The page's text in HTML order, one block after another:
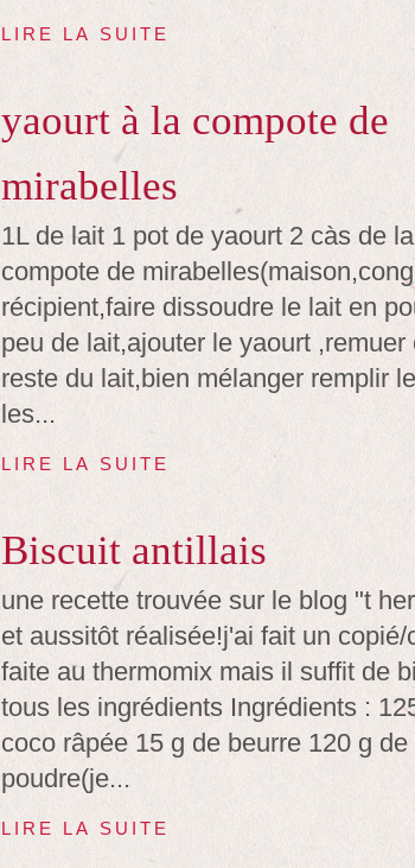
LIRE LA SUITE
yaourt à la compote de
mirabelles
1L de lait 1 pot de yaourt 2 càs de
compote de
récipient,faire dissoudre le lait en
peu de lait,ajouter le yaourt ,remuer
reste du lait,bien mélanger remplir
les...
LIRE LA SUITE
Biscuit antillais
une recette trouvée sur le blog "t
et aussitôt réalisée!j'ai fait un
faite au thermomix mais il suffit de
tous les ingrédients Ingrédients :
coco râpée 15 g de beurre 120 g de
poudre(je...
LIRE LA SUITE